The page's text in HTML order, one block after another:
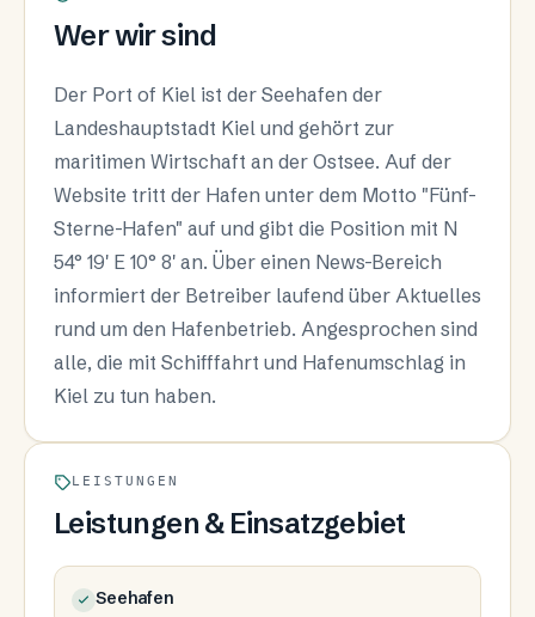
Wer wir sind
Der Port of Kiel ist der Seehafen der
Landeshauptstadt Kiel und gehört zur
maritimen Wirtschaft an der Ostsee. Auf der
Website tritt der Hafen unter dem Motto "Fünf-
Sterne-Hafen" auf und gibt die Position mit N
54° 19' E 10° 8' an. Über einen News-Bereich
informiert der Betreiber laufend über Aktuelles
rund um den Hafenbetrieb. Angesprochen sind
alle, die mit Schifffahrt und Hafenumschlag in
Kiel zu tun haben.
LEISTUNGEN
Leistungen & Einsatzgebiet
Seehafen